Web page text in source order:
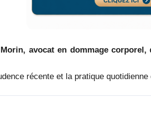
avocat en dommage
récente et la pratique